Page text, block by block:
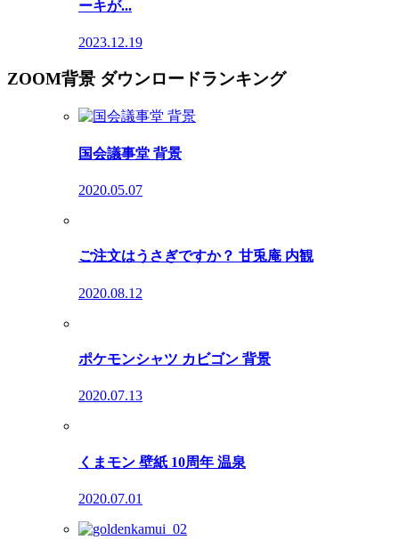
ーキが...
2023.12.19
ZOOM背景 ダウンロードランキング
国会議事堂 背景
2020.05.07
ご注文はうさぎですか？ 甘兎庵 内観
2020.08.12
ポケモンシャツ カビゴン 背景
2020.07.13
くまモン 壁紙 10周年 温泉
2020.07.01